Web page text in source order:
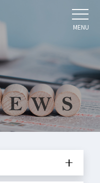
MENU